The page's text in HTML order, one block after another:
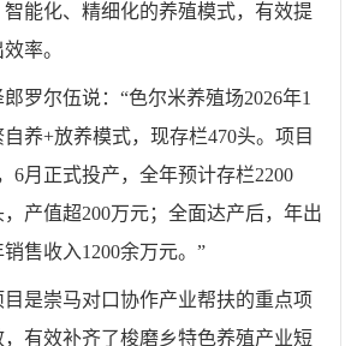
能化、精细化的养殖模式，有效提
率。
罗尔伍说：“色尔米养殖场2026年1
养+放养模式，现存栏470头。项目
6月正式投产，全年预计存栏2200
，产值超200万元；全面达产后，年出
售收入1200余万元。”
是崇马对口协作产业帮扶的重点项
，有效补齐了梭磨乡特色养殖产业短